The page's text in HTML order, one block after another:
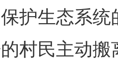
护生态系
村民主动